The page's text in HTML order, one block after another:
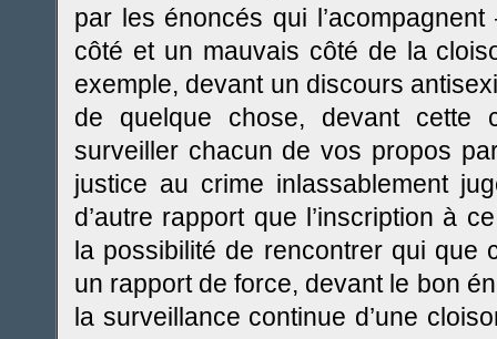
par les énoncés qui
côté et un mauvais côté de la
exemple, devant un discours
de quelque chose, devant
surveiller chacun de vos propos
justice au crime inlassablement
d’autre rapport que l’inscription à
la possibilité de rencontrer qui que
un rapport de force, devant le bon
la surveillance continue d’une